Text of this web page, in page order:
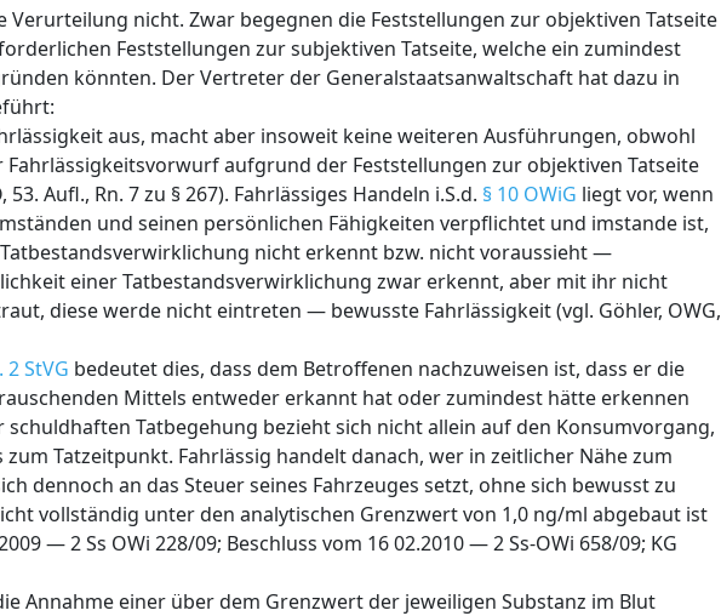
nicht. Zwar begegnen die Feststellungen zur objektiven Tatseite
Feststellungen zur subjektiven Tatseite, welche ein zumindest
könnten. Der Vertreter der Generalstaatsanwaltschaft hat dazu in
aus, macht aber insoweit keine weiteren Ausführungen, obwohl
aufgrund der Feststellungen zur objektiven Tatseite
Aufl., Rn. 7 zu § 267). Fahrlässiges Handeln i.S.d. § 10 OWiG liegt vor, wenn
und seinen persönlichen Fähigkeiten verpflichtet und imstande ist,
nicht erkennt bzw. nicht voraussieht —
einer Tatbestandsverwirklichung zwar erkennt, aber mit ihr nicht
diese werde nicht eintreten — bewusste Fahrlässigkeit (vgl. Göhler, OWG,
2 StVG bedeutet dies, dass dem Betroffenen nachzuweisen ist, dass er die
Mittels entweder erkannt hat oder zumindest hätte erkennen
Tatbegehung bezieht sich nicht allein auf den Konsumvorgang,
Tatzeitpunkt. Fahrlässig handelt danach, wer in zeitlicher Nähe zum
dennoch an das Steuer seines Fahrzeuges setzt, ohne sich bewusst zu
vollständig unter den analytischen Grenzwert von 1,0 ng/ml abgebaut ist
— 2 Ss OWi 228/09; Beschluss vom 16 02.2010 — 2 Ss-OWi 658/09; KG
Annahme einer über dem Grenzwert der jeweiligen Substanz im Blut